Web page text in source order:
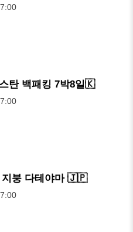
탄 백패킹 7박8일🇰
지붕 다테야마 🇯🇵